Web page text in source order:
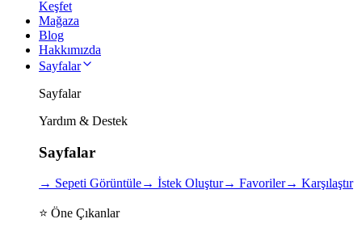
Keşfet
Mağaza
Blog
Hakkımızda
Sayfalar
Sayfalar
Yardım & Destek
Sayfalar
→ Sepeti Görüntüle→ İstek Oluştur→ Favoriler→ Karşılaştır
⭐ Öne Çıkanlar